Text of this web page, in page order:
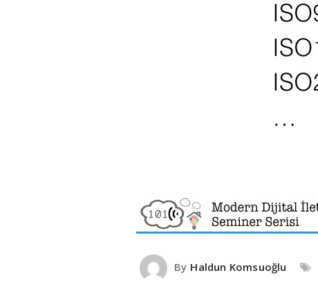
By Haldun Komsuoğlu